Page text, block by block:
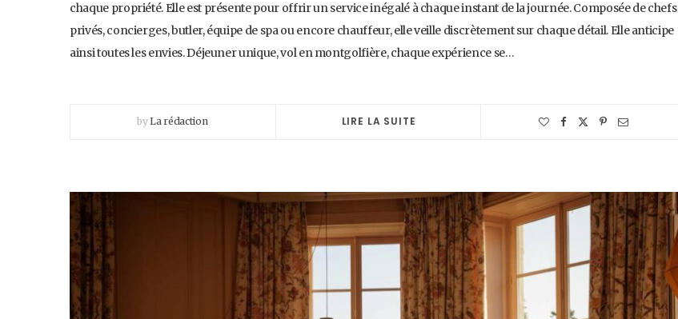
chaque propriété. Elle est présente pour offrir un service inégalé à chaque instant de la journée. Composée de chefs
privés, concierges, butler, équipe de spa ou encore chauffeur, elle veille discrètement sur chaque détail. Elle anticipe
ainsi toutes les envies. Déjeuner unique, vol en montgolfière, chaque expérience se…
byLa rédaction LIRE LA SUITE